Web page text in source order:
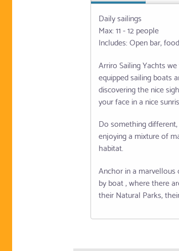
Daily sailings
Max: 11 - 12 people
Includes: Open bar,
Arriro Sailing Yachts
equipped sailing boats
discovering the nice
your face in a nice
Do something
enjoying a mixture of
habitat.
Anchor in a marvellous
by boat , where there
their Natural Parks,